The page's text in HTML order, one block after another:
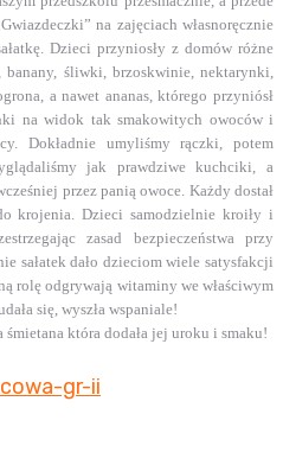
na zajęciach własnoręcznie
Dzieci przyniosły z domów różne
banany, śliwki, brzoskwinie, nektarynki,
a nawet ananas, którego przyniósł
na widok tak smakowitych owoców i
Dokładnie umyliśmy rączki, potem
jak prawdziwe kuchciki, a
przez panią owoce. Każdy dostał
krojenia. Dzieci samodzielnie kroiły i
zasad bezpieczeństwa przy
sałatek dało dzieciom wiele satysfakcji
rolę odgrywają witaminy we właściwym
się, wyszła wspaniale!
która dodała jej uroku i smaku!